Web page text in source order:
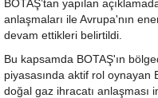
BOTAŞ’tan yapılan
anlaşmaları ile Avrupa'nın
devam ettikleri belirtildi.
Bu kapsamda BOTAŞ'ın
piyasasında aktif rol oynayan
doğal gaz ihracatı anlaşması